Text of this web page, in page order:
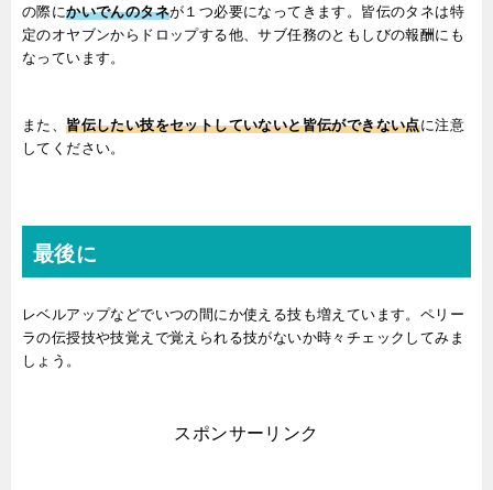
の際にかいでんのタネが１つ必要になってきます。皆伝のタネは特
定のオヤブンからドロップする他、サブ任務のともしびの報酬にも
なっています。
また、皆伝したい技をセットしていないと皆伝ができない点に注意
してください。
最後に
レベルアップなどでいつの間にか使える技も増えています。ペリー
ラの伝授技や技覚えで覚えられる技がないか時々チェックしてみま
しょう。
スポンサーリンク